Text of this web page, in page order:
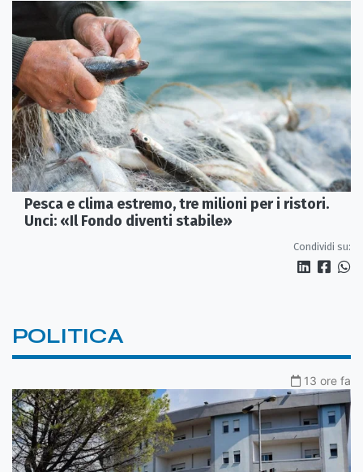
Pesca e clima estremo, tre milioni per i ristori.
Unci: «Il Fondo diventi stabile»
Condividi su:
POLITICA
13 ore fa